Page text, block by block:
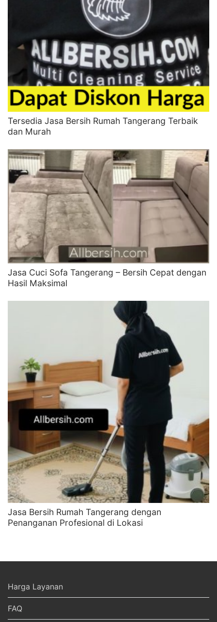
Tersedia Jasa Bersih Rumah Tangerang Terbaik
dan Murah
Jasa Cuci Sofa Tangerang – Bersih Cepat dengan
Hasil Maksimal
Jasa Bersih Rumah Tangerang dengan
Penanganan Profesional di Lokasi
Harga Layanan
FAQ